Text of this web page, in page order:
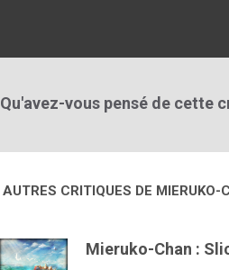
Qu'avez-vous pensé de cette
AUTRES CRITIQUES DE MIERUKO-
Mieruko-Chan :